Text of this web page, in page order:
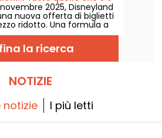
caos della città.
"Bon Plan"
2025, Disneyland
nuova offerta di biglietti
ridotto. Una formula a
e accessibile a tutti per
Disney senza spendere una
lancio, prezzi, date... Vi
la ricerca
NOTIZIE
notizie I più letti